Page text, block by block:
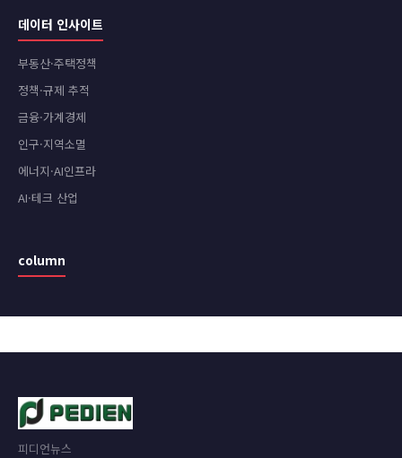
데이터 인사이트
부동산·주택정책
정책·규제 추적
금융·가계경제
인구·지역소멸
에너지·AI인프라
AI·테크 산업
column
피디언뉴스